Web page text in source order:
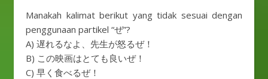
Manakah kalimat berikut yang tidak sesuai dengan
penggunaan partikel “ぜ”?
A) 遅れるなよ、先生が怒るぜ！
B) この映画はとても良いぜ！
C) 早く食べるぜ！